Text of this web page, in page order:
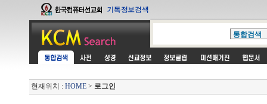
현재위치 : HOME > 로그인